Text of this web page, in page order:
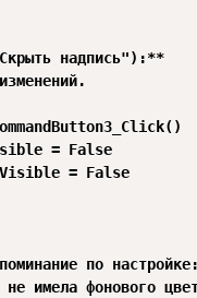
надпись"):**
= False
= False
по настройке:
не имела фонового